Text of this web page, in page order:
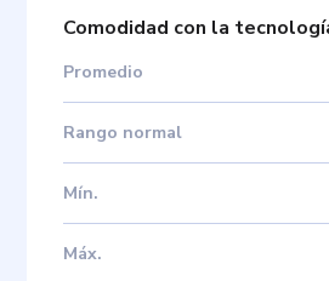
Comodidad con la
Promedio
Rango normal
Mín.
Máx.